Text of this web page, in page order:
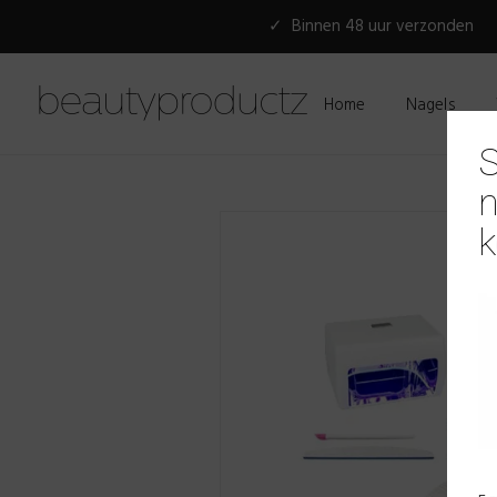
✓ Binnen 48 uur verzonden
Home Nagels